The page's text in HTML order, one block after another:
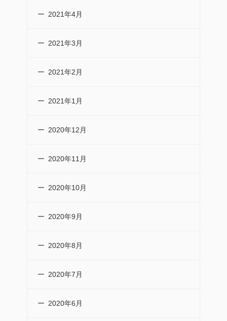
2021年4月
2021年3月
2021年2月
2021年1月
2020年12月
2020年11月
2020年10月
2020年9月
2020年8月
2020年7月
2020年6月